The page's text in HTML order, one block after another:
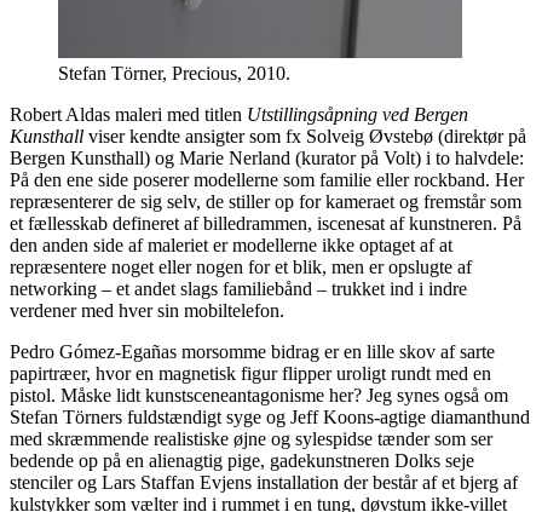
Stefan Törner, Precious, 2010.
Robert Aldas maleri med titlen Utstillingsåpning ved Bergen
Kunsthall viser kendte ansigter som fx Solveig Øvstebø (direktør på
Bergen Kunsthall) og Marie Nerland (kurator på Volt) i to halvdele:
På den ene side poserer modellerne som familie eller rockband. Her
repræsenterer de sig selv, de stiller op for kameraet og fremstår som
et fællesskab defineret af billedrammen, iscenesat af kunstneren. På
den anden side af maleriet er modellerne ikke optaget af at
repræsentere noget eller nogen for et blik, men er opslugte af
networking – et andet slags familiebånd – trukket ind i indre
verdener med hver sin mobiltelefon.
Pedro Gómez-Egañas morsomme bidrag er en lille skov af sarte
papirtræer, hvor en magnetisk figur flipper uroligt rundt med en
pistol. Måske lidt kunstsceneantagonisme her? Jeg synes også om
Stefan Törners fuldstændigt syge og Jeff Koons-agtige diamanthund
med skræmmende realistiske øjne og sylespidse tænder som ser
bedende op på en alienagtig pige, gadekunstneren Dolks seje
stenciler og Lars Staffan Evjens installation der består af et bjerg af
kulstykker som vælter ind i rummet i en tung, døvstum ikke-villet